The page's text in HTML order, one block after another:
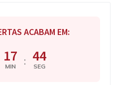
ACABAM EM:
17
MIN : 43
SEG